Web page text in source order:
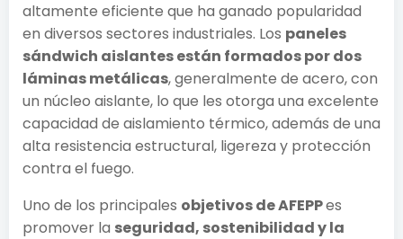
altamente eficiente que ha ganado popularidad
en diversos sectores industriales. Los paneles
sándwich aislantes están formados por dos
láminas metálicas, generalmente de acero, con
un núcleo aislante, lo que les otorga una excelente
capacidad de aislamiento térmico, además de una
alta resistencia estructural, ligereza y protección
contra el fuego.
Uno de los principales objetivos de AFEPPes
promover la seguridad, sostenibilidad y la